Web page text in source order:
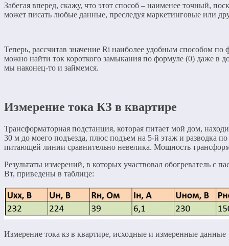
Забегая вперед, скажу, что этот способ – наименее точный,
может писать любые данные, преследуя маркетинговые или
Теперь, рассчитав значение Ri наиболее удобным способом
можно найти ток короткого замыкания по формуле (0) даже в
мы наконец-то и займемся.
Измерение тока КЗ в квартире
Трансформаторная подстанция, которая питает мой дом,
30 м до моего подъезда, плюс подъем на 5-й этаж и разводка по
питающей линии сравнительно невелика. Мощность
Результаты измерений, в которых участвовал обогреватель с
Вт, приведены в таблице:
Измерение тока кз в квартире, исходные и измеренные данные